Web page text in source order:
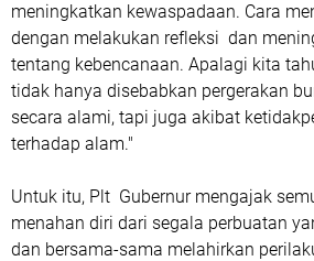
meningkatkan kewaspadaan. Cara
dengan melakukan refleksi dan
tentang kebencanaan. Apalagi kita
tidak hanya disebabkan pergerakan
secara alami, tapi juga akibat
terhadap alam."
Untuk itu, Plt Gubernur mengajak
menahan diri dari segala perbuatan
dan bersama-sama melahirkan